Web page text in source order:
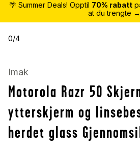
🌴 Summer Deals! Opptil 70% rabatt
at du trengte →
0/4
Imak
Motorola Razr 50
ytterskjerm og
herdet glass